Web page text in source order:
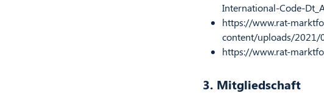
International-Code-
https://www.rat-
content/uploads/2021/
https://www.rat-
3. Mitgliedschaft